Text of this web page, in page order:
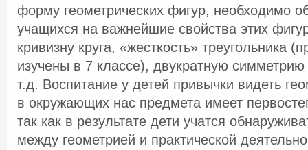
форму геометрических фигур, необходимо
учащихся на важнейшие свойства этих
кривизну круга, «жесткость» треугольника
изучены в 7 классе), двукратную симметрию
т.д. Воспитание у детей привычки видеть
в окружающих нас предмета имеет
так как в результате дети учатся
между геометрией и практической